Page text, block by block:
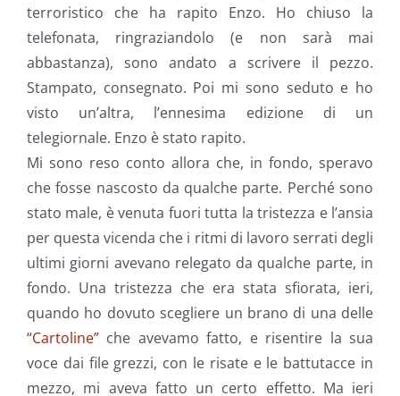
terroristico che ha rapito Enzo. Ho chiuso la
telefonata, ringraziandolo (e non sarà mai
abbastanza), sono andato a scrivere il pezzo.
Stampato, consegnato. Poi mi sono seduto e ho
visto un’altra, l’ennesima edizione di un
telegiornale. Enzo è stato rapito.
Mi sono reso conto allora che, in fondo, speravo
che fosse nascosto da qualche parte. Perché sono
stato male, è venuta fuori tutta la tristezza e l’ansia
per questa vicenda che i ritmi di lavoro serrati degli
ultimi giorni avevano relegato da qualche parte, in
fondo. Una tristezza che era stata sfiorata, ieri,
quando ho dovuto scegliere un brano di una delle
“Cartoline” che avevamo fatto, e risentire la sua
voce dai file grezzi, con le risate e le battutacce in
mezzo, mi aveva fatto un certo effetto. Ma ieri